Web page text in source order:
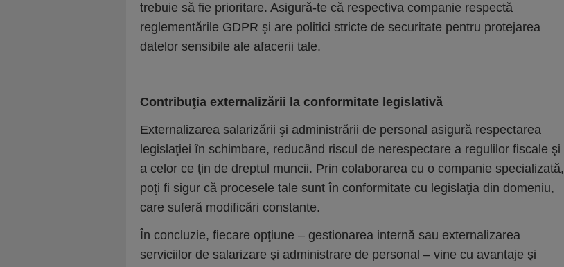
trebuie să fie prioritare. Asigură-te că respectiva companie respectă
reglementările GDPR şi are politici stricte de securitate pentru protejarea
datelor sensibile ale afacerii tale.
Contribuţia externalizării la conformitate legislativă
Externalizarea salarizării şi administrării de personal asigură respectarea
legislaţiei în schimbare, reducând riscul de nerespectare a regulilor fiscale şi
a celor ce ţin de dreptul muncii. Prin colaborarea cu o companie specializată,
poţi fi sigur că procesele tale sunt în conformitate cu legislaţia din domeniu,
care suferă modificări constante.
În concluzie, fiecare opţiune – gestionarea internă sau externalizarea
serviciilor de salarizare şi administrare de personal – vine cu avantaje şi